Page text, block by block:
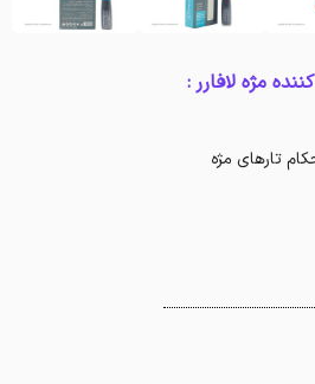
مژه لافارر :
تارهای مژه